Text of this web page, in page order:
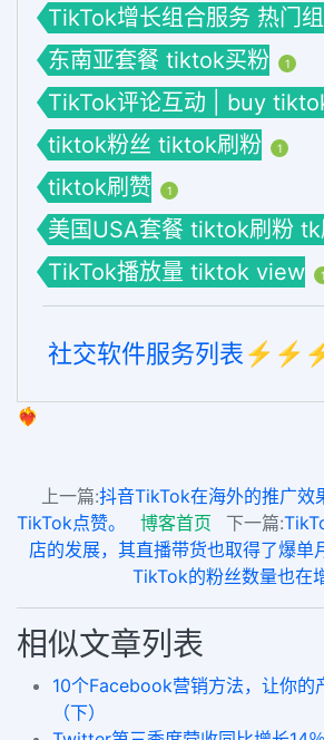
TikTok增长组合服务 热门
东南亚套餐 tiktok买粉 1
TikTok评论互动 | buy
tiktok粉丝 tiktok刷粉 1
tiktok刷赞 1
美国USA套餐 tiktok刷粉 tk
TikTok播放量 tiktok view 1
社交软件服务列表
❤️‍🔥
上一篇:抖音TikTok在海外的推广效
TikTok点赞。
博客首页 下一篇:
店的发展，其直播带货也取得了爆单
TikTok的粉丝数量也在
相似文章列表
10个Facebook营销方法，让你的
（下）